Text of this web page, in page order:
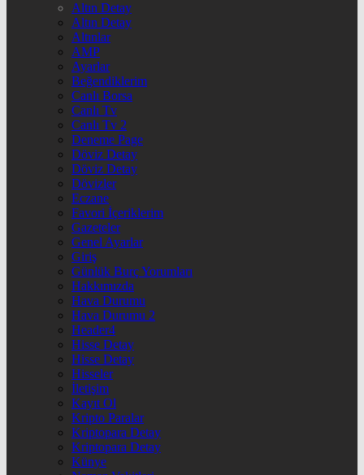
Altın Detay
Altın Detay
Altınlar
AMP
Ayarlar
Beğendiklerim
Canlı Borsa
Canlı Tv
Canlı Tv 2
Deneme Page
Döviz Detay
Döviz Detay
Dövizler
Eczane
Favori İçeriklerim
Gazeteler
Genel Ayarlar
Giriş
Günlük Burç Yorumları
Hakkımızda
Hava Durumu
Hava Durumu 2
Header4
Hisse Detay
Hisse Detay
Hisseler
İletişim
Kayıt Ol
Kripto Paralar
Kriptopara Detay
Kriptopara Detay
Künye